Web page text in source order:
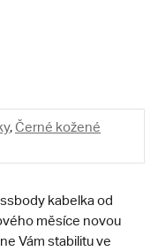
,Černé kožené
kabelka od
měsíce novou
Vám stabilitu ve